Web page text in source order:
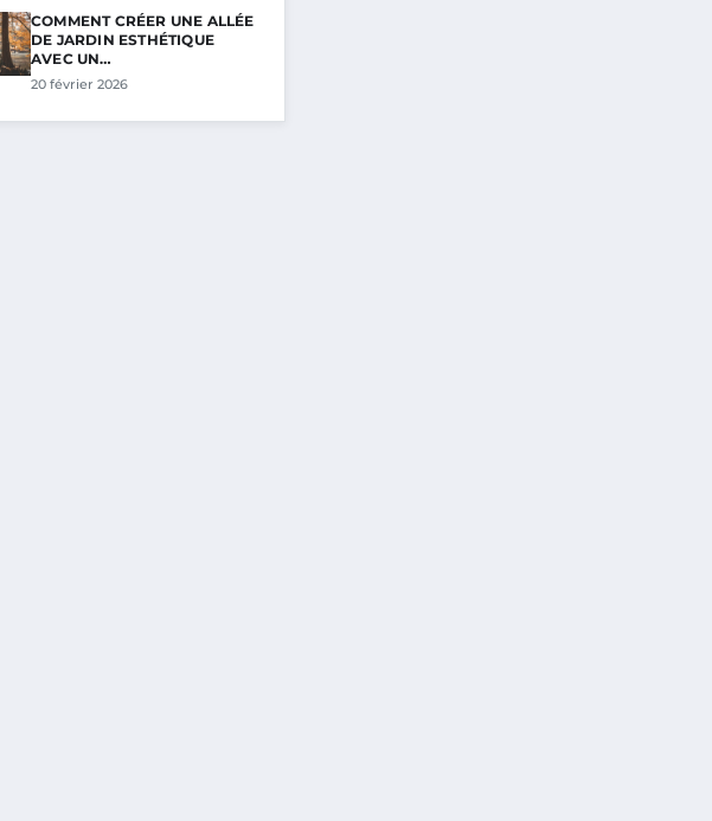
COMMENT CRÉER UNE ALLÉE
DE JARDIN ESTHÉTIQUE
AVEC UN…
20 février 2026